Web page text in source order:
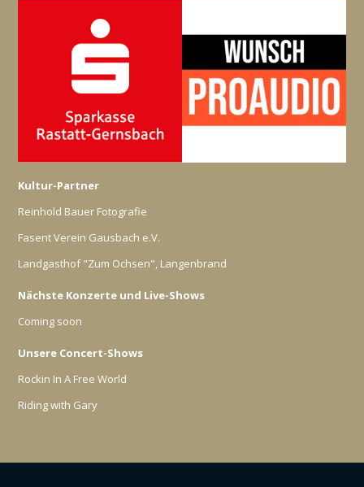
Kultur-Partner
Reinhold Bauer Fotografie
Fasent Verein Gausbach e.V.
Landgasthof "Zum Ochsen", Langenbrand
Nächste Konzerte und Live-Shows
Coming soon
Unsere Concert-Shows
Rockin In A Free World
Riding with Gary